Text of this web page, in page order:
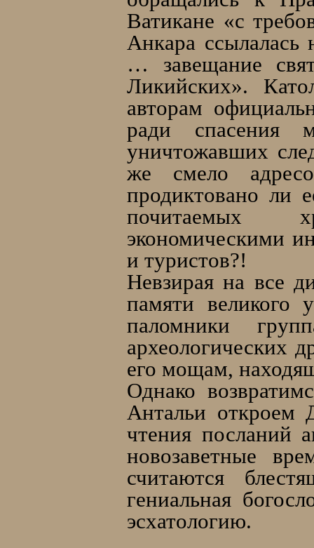
Ватикане «с
Анкара ссылалась
… завещание
Ликийских».
авторам
ради спасения
уничтожавших
же смело
продиктовано ли
почитаемых
экономическими
и туристов?!
Невзирая на все
памяти великого
паломники
археологических
его мощам,
Однако
Антальи откроем
чтения посланий
новозаветные
считаются
гениальная
эсхатологию.